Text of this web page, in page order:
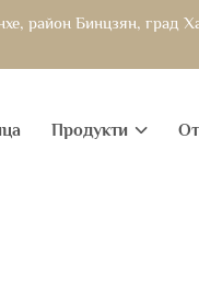
район Бинцзян, град
Продукти